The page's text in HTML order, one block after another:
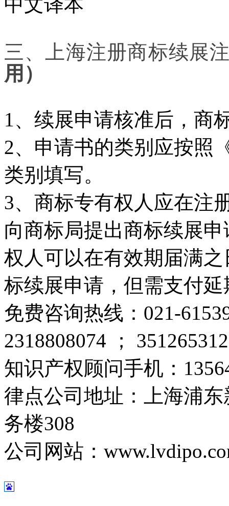
三、上海注册商标续展
用）
1、续展申请核准后，商
2、申请书的类别应按照
类别填写。
3、 商标专有权人应在注
向商标局提出商标续展
权人可以在有效期届满
标续展申请，但需支付延
免费咨询热线： 021-
2318808074
； 351265312
知识产权顾问手机：
律点公司地址：上海浦
务楼308
公司网站：